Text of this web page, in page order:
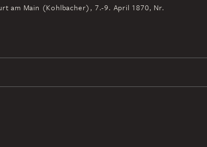
am Main (Kohlbacher), 7.-9. April 1870, Nr.